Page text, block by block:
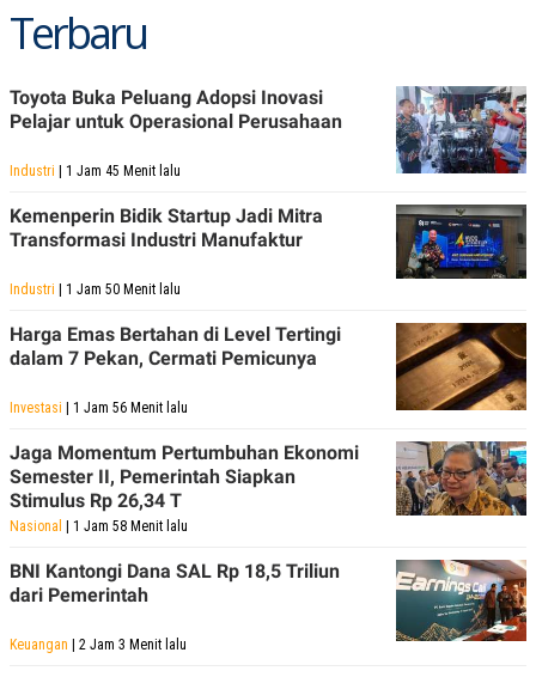
A
K
N
P
A
R
D
V
T
S
I
N
M
E
A
I
D
SITEMAPPROFILETERM
OF
PEMBERITAAN
Terbaru
Toyota Buka Peluang Adopsi Inovasi
Pelajar untuk Operasional Perusahaan
Industri | 1 Jam 45 Menit lalu
Kemenperin Bidik Startup Jadi Mitra
Transformasi Industri Manufaktur
Industri | 1 Jam 50 Menit lalu
Harga Emas Bertahan di Level Tertingi
dalam 7 Pekan, Cermati Pemicunya
Investasi | 1 Jam 56 Menit lalu
Jaga Momentum Pertumbuhan Ekonomi
Semester II, Pemerintah Siapkan
Stimulus Rp 26,34 T
Nasional | 1 Jam 58 Menit lalu
BNI Kantongi Dana SAL Rp 18,5 Triliun
dari Pemerintah
Keuangan | 2 Jam 3 Menit lalu